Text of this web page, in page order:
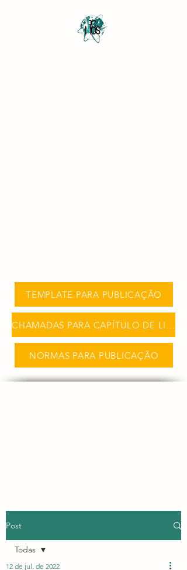
TEMPLATE PARA PUBLICAÇÃO
CHAMADAS PARA CAPÍTULO DE LIVRO
NORMAS PARA PUBLICAÇÃO
Post
Todas
12 de jul. de 2022